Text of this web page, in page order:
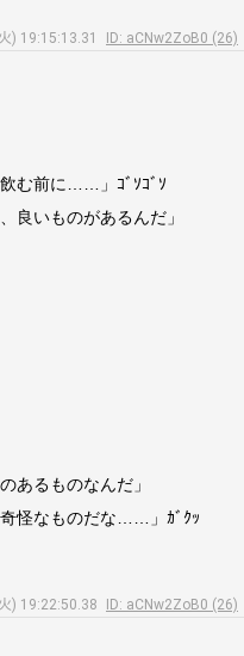
) 19:15:13.31
ID: aCNw2ZoB0 (26)
む前に……」ｺﾞｿｺﾞｿ
良いものがあるんだ」
あるものなんだ」
怪なものだな……」ｶﾞｸｯ
) 19:22:50.38
ID: aCNw2ZoB0 (26)